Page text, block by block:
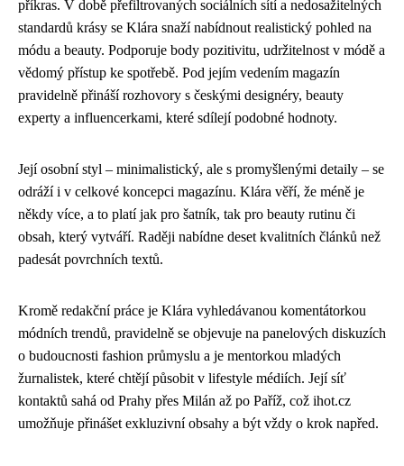
příkras. V době přefiltrovaných sociálních sítí a nedosažitelných
standardů krásy se Klára snaží nabídnout realistický pohled na
módu a beauty. Podporuje body pozitivitu, udržitelnost v módě a
vědomý přístup ke spotřebě. Pod jejím vedením magazín
pravidelně přináší rozhovory s českými designéry, beauty
experty a influencerkami, které sdílejí podobné hodnoty.
Její osobní styl – minimalistický, ale s promyšlenými detaily – se
odráží i v celkové koncepci magazínu. Klára věří, že méně je
někdy více, a to platí jak pro šatník, tak pro beauty rutinu či
obsah, který vytváří. Raději nabídne deset kvalitních článků než
padesát povrchních textů.
Kromě redakční práce je Klára vyhledávanou komentátorkou
módních trendů, pravidelně se objevuje na panelových diskuzích
o budoucnosti fashion průmyslu a je mentorkou mladých
žurnalistek, které chtějí působit v lifestyle médiích. Její síť
kontaktů sahá od Prahy přes Milán až po Paříž, což ihot.cz
umožňuje přinášet exkluzivní obsahy a být vždy o krok napřed.